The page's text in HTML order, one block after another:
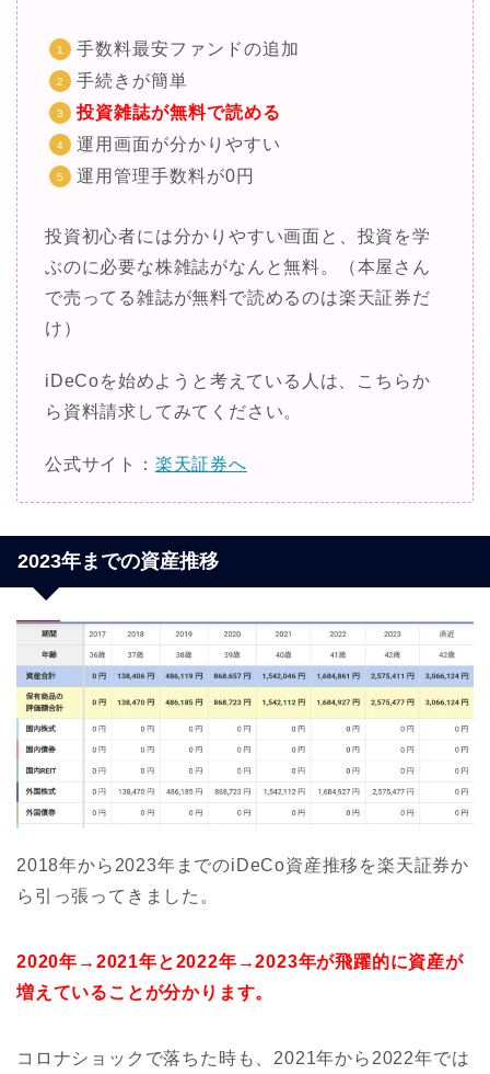
手数料最安ファンドの追加
手続きが簡単
投資雑誌が無料で読める
運用画面が分かりやすい
運用管理手数料が0円
投資初心者には分かりやすい画面と、投資を学
ぶのに必要な株雑誌がなんと無料。（本屋さん
で売ってる雑誌が無料で読めるのは楽天証券だ
け）
iDeCoを始めようと考えている人は、こちらか
ら資料請求してみてください。
公式サイト： 楽天証券へ
2023年までの資産推移
2018年から2023年までのiDeCo資産推移を楽天証券か
ら引っ張ってきました。
2020年→2021年と2022年→2023年が飛躍的に資産が
増えていることが分かります。
コロナショックで落ちた時も、2021年から2022年では